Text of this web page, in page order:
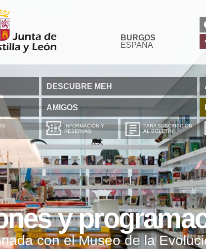
BURGOS
ESPAÑA
DESCUBRE MEH
AMIGOS
INFORMACIÓN Y
RESERVAS
PARA SUSCRIPCIÓN
AL BOLETÍN
y
con el Museo de la